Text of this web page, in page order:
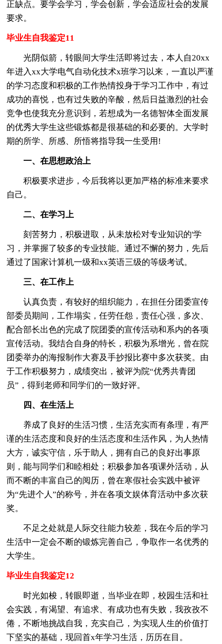
正缺点。要学会学习，学会创新，学会适应社会的发展
要求。
毕业生自我鉴定11
光阴似箭，转眼间大学生活即将过去，本人自20xx
年进入xx大学电气自动化技术x班学习以来，一直以严谨
的学习态度和积极的工作热情投身于学习工作中，有过
成功的喜悦，也有过失败的辛酸，然后日益激烈的社会
竞争也使我充分意识到，若想成为一名德智体全面发展
的优秀大学生这些锻炼都是很基础的和必要的。大学时
期的所学、所感、所悟将指导我一生受用!
一、在思想政治上
积极要求进步，今后我将以更加严格的标准来要求
自己。
二、在学习上
刻苦努力，积极进取，从未放松对专业知识的'学
习，并掌握了较多的专业技能。通过不懈的努力，先后
通过了国家计算机一级和xx英语三级的等级考试。
三、在工作上
认真负责，有较好的组织能力，在担任分团委宣传
部委员期间，工作塌实，任劳任怨，责任心强，多次、
配合部长出色的完成了院团委的宣传活动和系内的各项
宣传活动。我结合自身的特长，积极为系增光，曾在院
团委举办的海报制作大赛及手抄报比赛中多次获奖。由
于工作积极努力，成绩突出，被评为院“优秀共青团
员”，得到老师和同学们的一致好评。
四、在生活上
养成了良好的生活习惯，生活充实而有条理，有严
谨的生活态度和良好的生活态度和生活作风，为人热情
大方，诚实守信，乐于助人，拥有自己的良好出事原
则，能与同学们和睦相处；积极参加各项课外活动，从
而不断的丰富自己的阅历，曾在寒假社会实践中被评
为“先进个人”的称号，并在各项文娱体育活动中多次获
奖。
不足之处就是人际交往能力较差，我在今后的学习
生活中一定会不断的锻炼完善自己，争取作一名优秀的
大学生。
毕业生自我鉴定12
时光如梭，转眼即逝，当毕业在即，校园生活和社
会实践，有渴望、有追求、有成功也有失败，我孜孜不
倦，不断地挑战自我，充实自己，为实现人生的价值打
下坚实的基础，现回首x年学习生活，历历在目。